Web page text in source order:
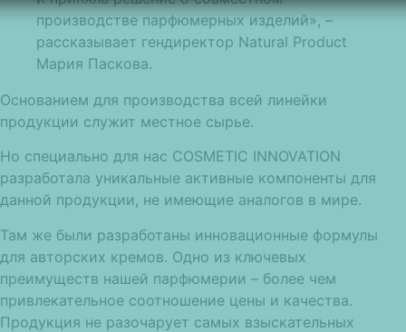
производстве парфюмерных изделий», –
рассказывает гендиректор Natural Product
Мария Паскова.
Основанием для производства всей линейки
продукции служит местное сырье.
Но специально для нас COSMETIC INNOVATION
разработала уникальные активные компоненты для
данной продукции, не имеющие аналогов в мире.
Там же были разработаны инновационные формулы
для авторских кремов. Одно из ключевых
преимуществ нашей парфюмерии – более чем
привлекательное соотношение цены и качества.
Продукция не разочарует самых взыскательных